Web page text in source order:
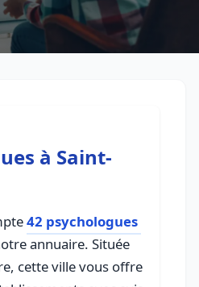
à Saint-
42 psychologues
annuaire. Située
cette ville vous offre